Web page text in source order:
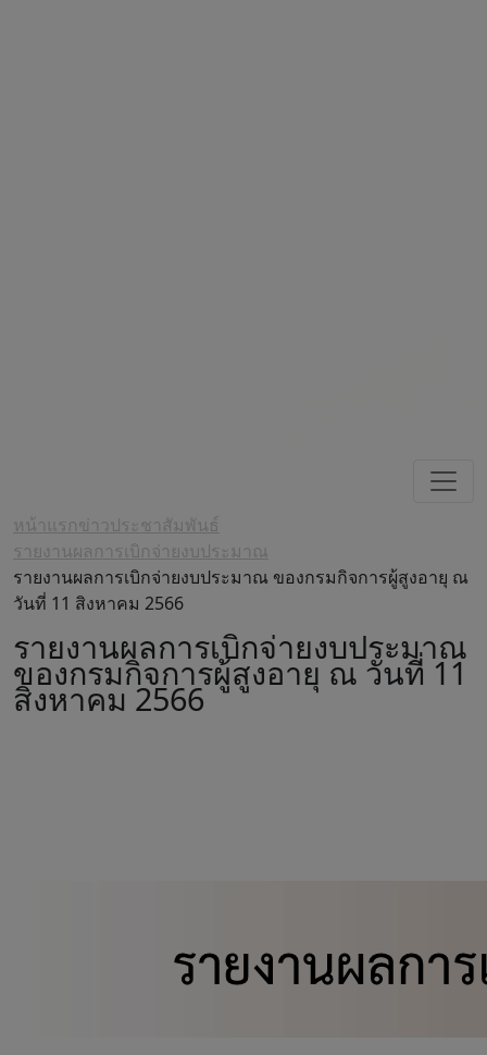
หน้าแรกข่าวประชาสัมพันธ์
รายงานผลการเบิกจ่ายงบประมาณ
รายงานผลการเบิกจ่ายงบประมาณ ของกรมกิจการผู้สูงอายุ ณ
วันที่ 11 สิงหาคม 2566
รายงานผลการเบิกจ่ายงบประมาณ
ของกรมกิจการผู้สูงอายุ ณ วันที่ 11
สิงหาคม 2566